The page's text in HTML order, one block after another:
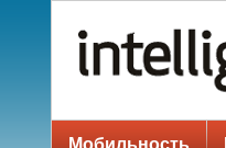
Мобильность